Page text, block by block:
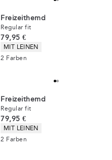
Freizeithemd
Regular fit
Preis
79,95 €
Produkteigenschaften
MIT LEINEN
2 Farben
Freizeithemd
Regular fit
Preis
79,95 €
Produkteigenschaften
MIT LEINEN
2 Farben